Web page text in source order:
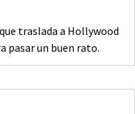
traslada a Hollywood
pasar un buen rato.